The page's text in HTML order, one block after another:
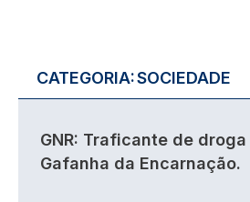
CATEGORIA:SOCIEDADE
GNR: Traficante de
Gafanha da Encarnação.